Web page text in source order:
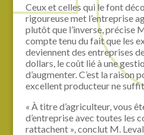
Ceux et celles qui le font
rigoureuse met l’entreprise
plutôt que l’inverse, précise
compte tenu du fait que les
deviennent des entreprises
dollars, le coût lié à une
d’augmenter. C’est la raison
excellent producteur ne
« À titre d’agriculteur, vous
d’entreprise avec toutes les
rattachent », conclut M.